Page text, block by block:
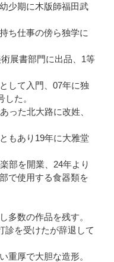
少期に木版師福田武
ち仕事の傍ら独学に
展書部門に出品、1等
して入門、07年に独
た。
った北大路に改姓、
もあり19年に大雅堂
部を開業、24年より
で使用する食器類を
多数の作品を残す。
診を受けたが辞退して
重厚で大胆な造形。